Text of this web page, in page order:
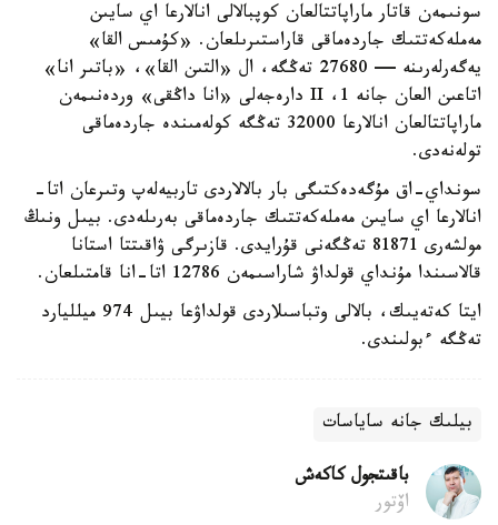
سونىمەن قاتار ماراپاتتالعان كوپبالالى انالارعا اي سايىن
مەملەكەتتىك جاردەماقى قاراستىرىلعان. «كۇمىس القا»
يەگەرلەرىنە — 27680 تەڭگە، ال «التىن القا»، «باتىر انا»
اتاعىن العان جانە 1، II دارەجەلى «انا داڭقى» وردەنىمەن
ماراپاتتالعان انالارعا 32000 تەڭگە كولەمىندە جاردەماقى
تولەنەدى.
سونداي-اق مۇگەدەكتىگى بار بالالاردى تاربيەلەپ وتىرعان اتا-
انالارعا اي سايىن مەملەكەتتىك جاردەماقى بەرىلەدى. بيىل ونىڭ
مولشەرى 81871 تەڭگەنى قۇرايدى. قازىرگى ۋاقىتتا استانا
قالاسىندا مۇنداي قولداۋ شاراسىمەن 12786 اتا-انا قامتىلعان.
ايتا كەتەيىك، بالالى وتباسىلاردى قولداۋعا بيىل 974 ميلليارد
تەڭگە ءبولىندى.
بيلىك جانە ساياسات
باقىتجول كاكەش
اۆتور